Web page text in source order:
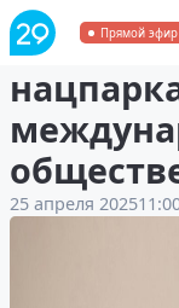
Прямой эфир
25 апреля 2025